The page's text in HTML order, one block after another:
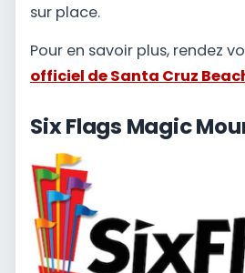
sur place.
Pour en savoir plus, rendez
officiel de Santa Cruz
Six Flags Magic